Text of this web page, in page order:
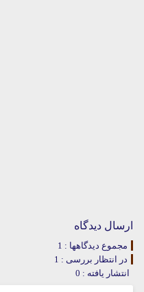
ارسال دیدگاه
مجموع دیدگاهها : 1
در انتظار بررسی : 1
انتشار یافته : 0